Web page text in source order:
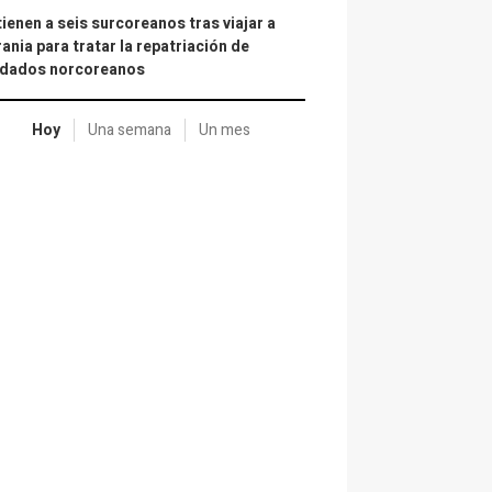
a seis surcoreanos tras viajar a
para tratar la repatriación de
norcoreanos
Hoy Una semana Un mes